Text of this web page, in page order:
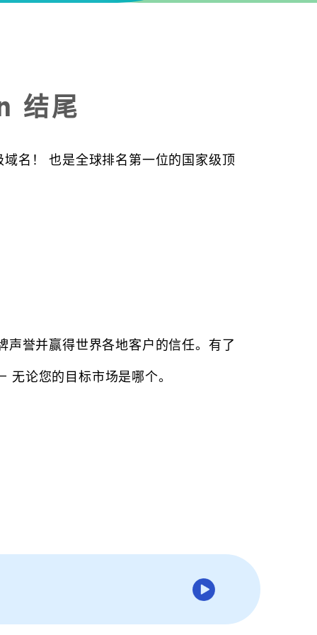
结尾
名！ 也是全球排名第一位的国家级顶
誉并赢得世界各地客户的信任。有了
论您的目标市场是哪个。